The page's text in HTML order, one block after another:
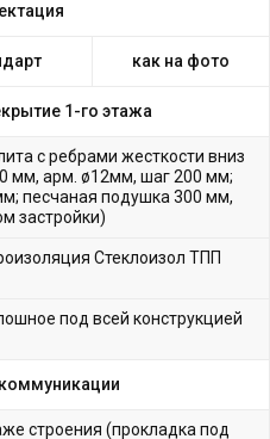
как на фото
1-го этажа
с ребрами жесткости вниз
мм, арм. ø12мм, шаг 200 мм;
песчаная подушка 300 мм,
застройки)
Стеклоизол ТПП
под всей конструкцией
строения (прокладка под